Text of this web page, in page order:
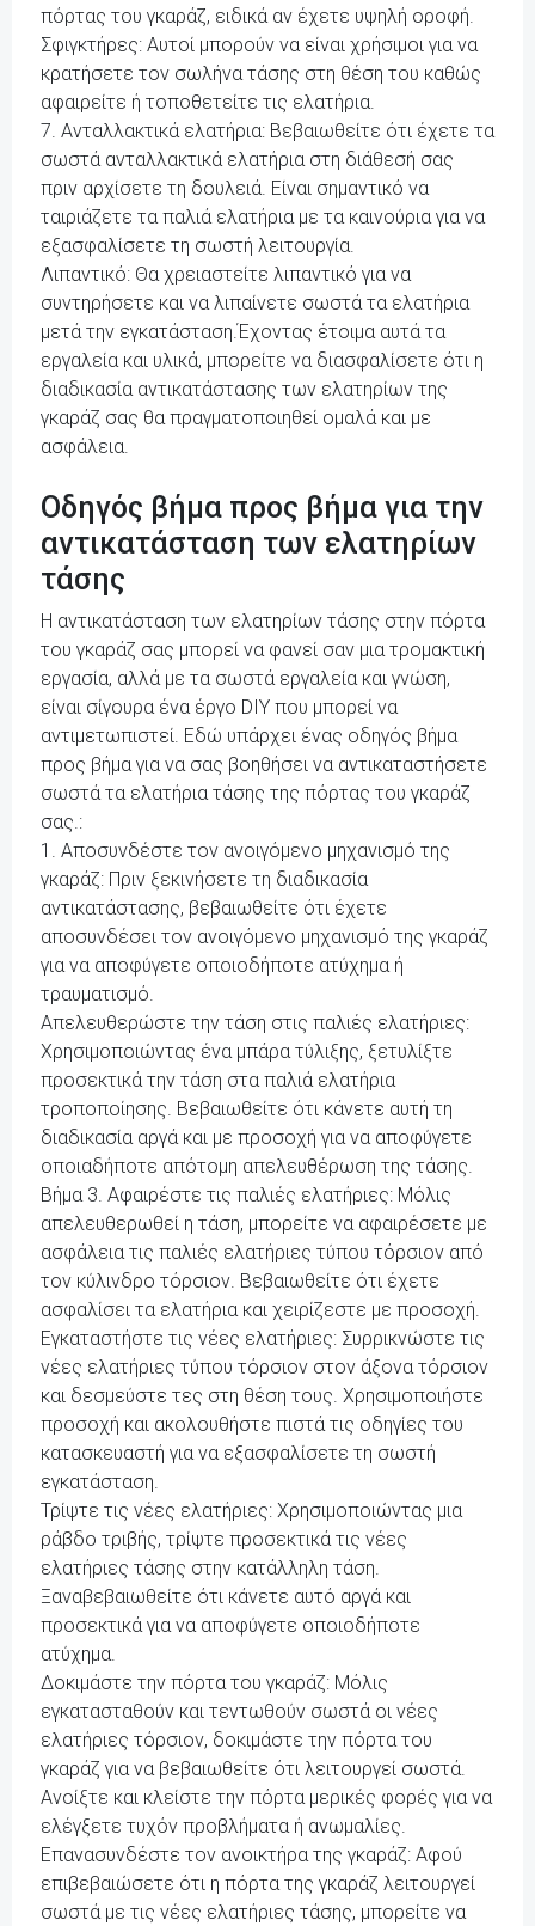
πόρτας του γκαράζ, ειδικά αν έχετε υψηλή οροφή.
Σφιγκτήρες: Αυτοί μπορούν να είναι χρήσιμοι για να
κρατήσετε τον σωλήνα τάσης στη θέση του καθώς
αφαιρείτε ή τοποθετείτε τις ελατήρια.
7. Ανταλλακτικά ελατήρια: Βεβαιωθείτε ότι έχετε τα
σωστά ανταλλακτικά ελατήρια στη διάθεσή σας
πριν αρχίσετε τη δουλειά. Είναι σημαντικό να
ταιριάζετε τα παλιά ελατήρια με τα καινούρια για να
εξασφαλίσετε τη σωστή λειτουργία.
Λιπαντικό: Θα χρειαστείτε λιπαντικό για να
συντηρήσετε και να λιπαίνετε σωστά τα ελατήρια
μετά την εγκατάσταση.Έχοντας έτοιμα αυτά τα
εργαλεία και υλικά, μπορείτε να διασφαλίσετε ότι η
διαδικασία αντικατάστασης των ελατηρίων της
γκαράζ σας θα πραγματοποιηθεί ομαλά και με
ασφάλεια.
Οδηγός βήμα προς βήμα για την
αντικατάσταση των ελατηρίων
τάσης
Η αντικατάσταση των ελατηρίων τάσης στην πόρτα
του γκαράζ σας μπορεί να φανεί σαν μια τρομακτική
εργασία, αλλά με τα σωστά εργαλεία και γνώση,
είναι σίγουρα ένα έργο DIY που μπορεί να
αντιμετωπιστεί. Εδώ υπάρχει ένας οδηγός βήμα
προς βήμα για να σας βοηθήσει να αντικαταστήσετε
σωστά τα ελατήρια τάσης της πόρτας του γκαράζ
σας.:
1. Αποσυνδέστε τον ανοιγόμενο μηχανισμό της
γκαράζ: Πριν ξεκινήσετε τη διαδικασία
αντικατάστασης, βεβαιωθείτε ότι έχετε
αποσυνδέσει τον ανοιγόμενο μηχανισμό της γκαράζ
για να αποφύγετε οποιοδήποτε ατύχημα ή
τραυματισμό.
Απελευθερώστε την τάση στις παλιές ελατήριες:
Χρησιμοποιώντας ένα μπάρα τύλιξης, ξετυλίξτε
προσεκτικά την τάση στα παλιά ελατήρια
τροποποίησης. Βεβαιωθείτε ότι κάνετε αυτή τη
διαδικασία αργά και με προσοχή για να αποφύγετε
οποιαδήποτε απότομη απελευθέρωση της τάσης.
Βήμα 3. Αφαιρέστε τις παλιές ελατήριες: Μόλις
απελευθερωθεί η τάση, μπορείτε να αφαιρέσετε με
ασφάλεια τις παλιές ελατήριες τύπου τόρσιον από
τον κύλινδρο τόρσιον. Βεβαιωθείτε ότι έχετε
ασφαλίσει τα ελατήρια και χειρίζεστε με προσοχή.
Εγκαταστήστε τις νέες ελατήριες: Συρρικνώστε τις
νέες ελατήριες τύπου τόρσιον στον άξονα τόρσιον
και δεσμεύστε τες στη θέση τους. Χρησιμοποιήστε
προσοχή και ακολουθήστε πιστά τις οδηγίες του
κατασκευαστή για να εξασφαλίσετε τη σωστή
εγκατάσταση.
Τρίψτε τις νέες ελατήριες: Χρησιμοποιώντας μια
ράβδο τριβής, τρίψτε προσεκτικά τις νέες
ελατήριες τάσης στην κατάλληλη τάση.
Ξαναβεβαιωθείτε ότι κάνετε αυτό αργά και
προσεκτικά για να αποφύγετε οποιοδήποτε
ατύχημα.
Δοκιμάστε την πόρτα του γκαράζ: Μόλις
εγκατασταθούν και τεντωθούν σωστά οι νέες
ελατήριες τόρσιον, δοκιμάστε την πόρτα του
γκαράζ για να βεβαιωθείτε ότι λειτουργεί σωστά.
Ανοίξτε και κλείστε την πόρτα μερικές φορές για να
ελέγξετε τυχόν προβλήματα ή ανωμαλίες.
Επανασυνδέστε τον ανοικτήρα της γκαράζ: Αφού
επιβεβαιώσετε ότι η πόρτα της γκαράζ λειτουργεί
σωστά με τις νέες ελατήριες τάσης, μπορείτε να